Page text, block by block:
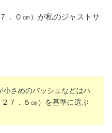
．０㎝）が私のジャストサ
小さめのバッシュなどはハ
７．５㎝）を基準に選ぶ